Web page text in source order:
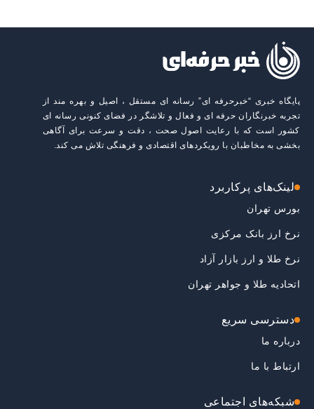
پایگاه خبری “خبرحرفه ای” رسانه ای مستقل ، اصیل و بهره مند از
تجربه خبرنگاران حرفه ای و فعال و تلاشگر در فضای کنونی رسانه ای
کشور است که با رعایت اصول صحت ، دقت و سرعت برای آگاهی
بخشی به مخاطبان با رویکردهای اقتصادی و فرهنگی تلاش می کند.
لینک‌های پرکاربرد
بورس تهران
نرخ ارز بانک مرکزی
نرخ طلا و ارز بازار آزاد
اتحادیه طلا و جواهر تهران
دسترسی سریع
درباره ما
ارتباط با ما
شبکه‌های اجتماعی